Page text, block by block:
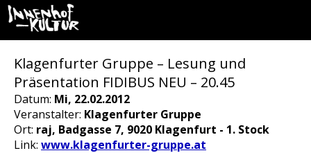
Klagenfurter Gruppe – Lesung und
Präsentation FIDIBUS NEU – 20.45
Datum: Mi, 22.02.2012
Veranstalter: Klagenfurter Gruppe
Ort: raj, Badgasse 7, 9020 Klagenfurt - 1. Stock
Link: www.klagenfurter-gruppe.at